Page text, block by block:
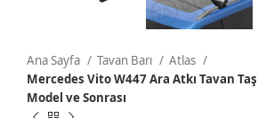
Ana Sayfa Tavan Barı
Atlas
Mercedes Vito W447 Ara Atkı Tavan
Model ve Sonrası